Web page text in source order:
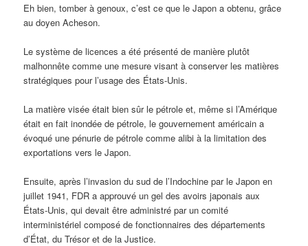
Eh bien, tomber à genoux, c’est ce que le Japon a obtenu, grâce
au doyen Acheson.
Le système de licences a été présenté de manière plutôt
malhonnête comme une mesure visant à conserver les matières
stratégiques pour l’usage des États-Unis.
La matière visée était bien sûr le pétrole et, même si l’Amérique
était en fait inondée de pétrole, le gouvernement américain a
évoqué une pénurie de pétrole comme alibi à la limitation des
exportations vers le Japon.
Ensuite, après l’invasion du sud de l’Indochine par le Japon en
juillet 1941, FDR a approuvé un gel des avoirs japonais aux
États-Unis, qui devait être administré par un comité
interministériel composé de fonctionnaires des départements
d’État, du Trésor et de la Justice.